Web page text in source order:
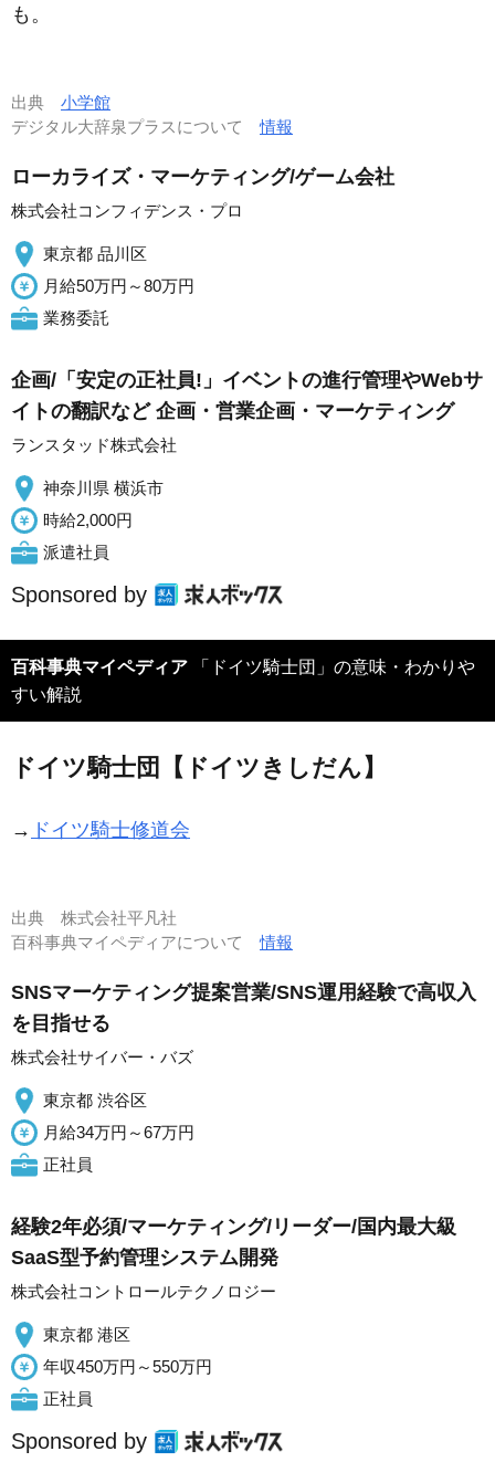
も。
出典 小学館
デジタル大辞泉プラスについて情報
ローカライズ・マーケティング/ゲーム会社
株式会社コンフィデンス・プロ
東京都 品川区
月給50万円～80万円
業務委託
企画/「安定の正社員!」イベントの進行管理やWebサ
イトの翻訳など 企画・営業企画・マーケティング
ランスタッド株式会社
神奈川県 横浜市
時給2,000円
派遣社員
Sponsored by
百科事典マイペディア 「ドイツ騎士団」の意味・わかりや
すい解説
ドイツ騎士団【ドイツきしだん】
→ ドイツ騎士修道会
出典 株式会社平凡社
百科事典マイペディアについて情報
SNSマーケティング提案営業/SNS運用経験で高収入
を目指せる
株式会社サイバー・バズ
東京都 渋谷区
月給34万円～67万円
正社員
経験2年必須/マーケティング/リーダー/国内最大級
SaaS型予約管理システム開発
株式会社コントロールテクノロジー
東京都 港区
年収450万円～550万円
正社員
Sponsored by